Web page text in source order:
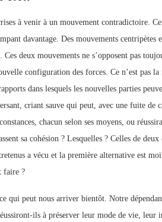
à venir à un mouvement contradictoire.
davantage. Des mouvements
deux mouvements ne s’opposent pas
configuration des forces. Ce n’est pas
dans lesquels les nouvelles parties
criant sauve qui peut, avec une fuite de
chacun selon ses moyens, ou
sa cohésion ? Lesquelles ? Celles de
a vécu et la première alternative est
faire ?
qui peut nous arriver bientôt. Notre
ils à préserver leur mode de vie, leur